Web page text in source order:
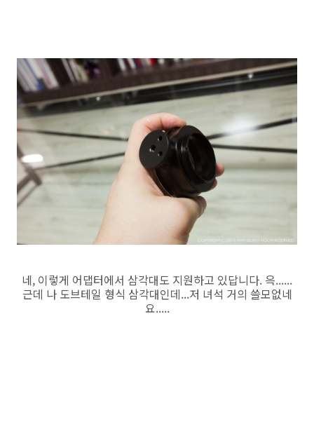
네, 이렇게 어댑터에서 삼각대도 지원하고 있답니다. 윽......
근데 나 도브테일 형식 삼각대인데...저 녀석 거의 쓸모없네
요.....